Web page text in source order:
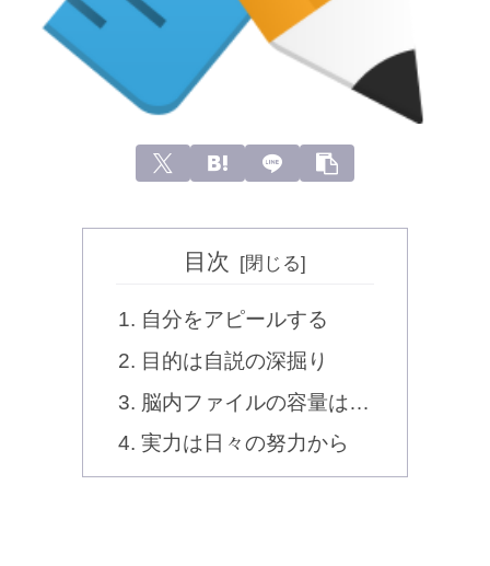
目次
自分をアピールする
目的は自説の深掘り
脳内ファイルの容量は…
実力は日々の努力から